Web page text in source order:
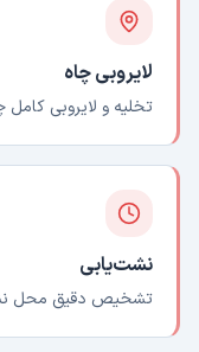
لایروبی چاه
تخلیه و لایروبی کامل
نشت‌یابی
تشخیص دقیق محل